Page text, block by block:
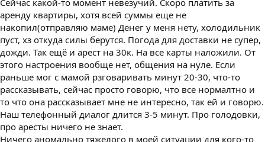
аренду квартиры, хотя всей суммы еще не
накопил(отправляю маме) Денег у меня нету, холодильник
пуст, хз откуда силы берутся. Погода для доставки не супер,
дожди. Так ещё и арест на 30к. На все карты наложили. От
этого настроения вообще нет, общения на нуле. Если
раньше мог с мамой рзговаривать минут 20-30, что-то
рассказывать, сейчас просто говорю, что все нормалтно и
то что она рассказывает мне не интересно, так ей и говорю.
Наш телефонный диалог длится 3-5 минут. Про голодовки,
про аресты ничего не знает.
Ничего аномально тяжелого в моей ситуации для кого-то